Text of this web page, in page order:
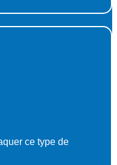
ce type de